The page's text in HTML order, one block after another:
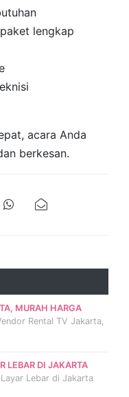
lengkap
acara Anda
berkesan.
MURAH HARGA
Rental TV Jakarta,
LEBAR DI JAKARTA
Lebar di Jakarta